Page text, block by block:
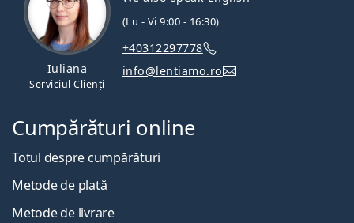
Iuliana
Serviciul Clienți
(Lu - Vi 9:00 - 16:30)
+40312297778
info@lentiamo.ro
Cumpărături online
Totul despre cumpărături
Metode de plată
Metode de livrare